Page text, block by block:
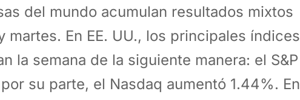
del mundo acumulan resultados mixtos
martes. En EE. UU., los principales índices
la semana de la siguiente manera: el S&P
su parte, el Nasdaq aumentó 1.44%. En